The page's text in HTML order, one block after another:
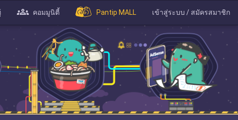
คอมมูนิตี้ Pantip MALL เข้าสู่ระบบ / สมัครสมาชิก